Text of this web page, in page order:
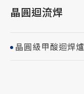
晶圓迴流焊
晶圓級甲酸迴焊爐